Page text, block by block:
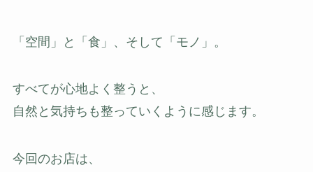
「空間」と「食」、そして「モノ」。
すべてが心地よく整うと、
自然と気持ちも整っていくように感じます。
今回のお店は、